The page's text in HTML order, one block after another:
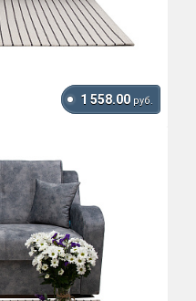
1 558.00 руб.